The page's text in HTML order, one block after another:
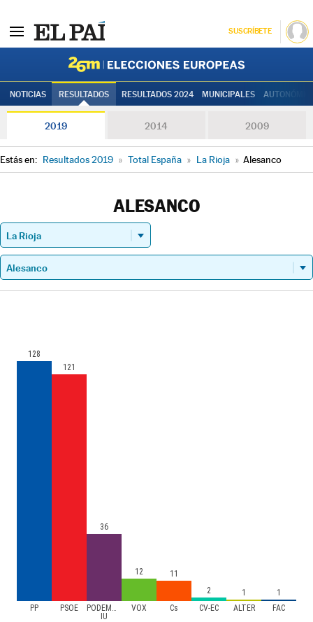
SUSCRÍBETE
NOTICIAS RESULTADOS RESULTADOS 2024 MUNICIPALES
2019 2014 2009
Estás en: Resultados 2019 » Total España » La Rioja » Alesanco
ALESANCO
PP PSOE
PODEMOS-
IU
VOX Cs CV-EC ALTER FAC
128
121
36
12
11
2
1 1